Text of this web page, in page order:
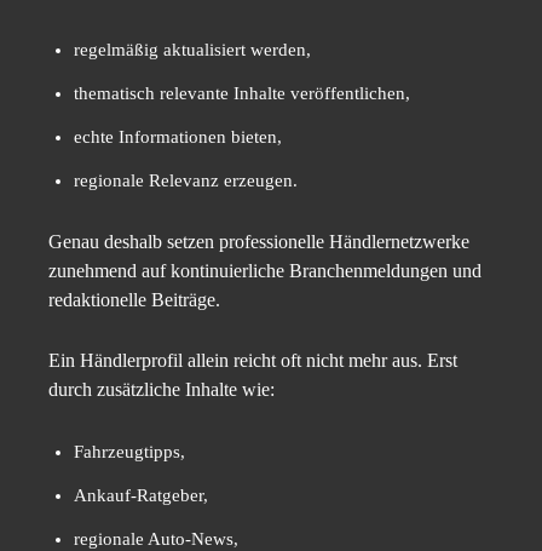
regelmäßig aktualisiert werden,
thematisch relevante Inhalte veröffentlichen,
echte Informationen bieten,
regionale Relevanz erzeugen.
Genau deshalb setzen professionelle Händlernetzwerke
zunehmend auf kontinuierliche Branchenmeldungen und
redaktionelle Beiträge.
Ein Händlerprofil allein reicht oft nicht mehr aus. Erst
durch zusätzliche Inhalte wie:
Fahrzeugtipps,
Ankauf-Ratgeber,
regionale Auto-News,